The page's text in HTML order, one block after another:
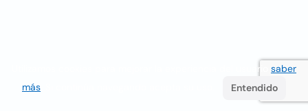
Utilizamos cookies para mejorar la experiencia del usuario saber
más
Entendido